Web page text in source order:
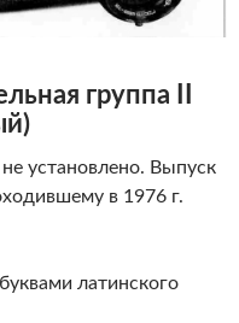
группа II
установлено. Выпуск
в 1976 г.
латинского